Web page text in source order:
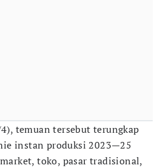
temuan tersebut terungkap
instan produksi 2023—25
toko, pasar tradisional,